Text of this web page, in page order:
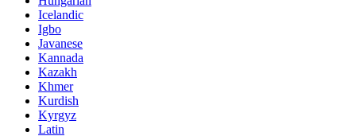
Icelandic
Igbo
Javanese
Kannada
Kazakh
Khmer
Kurdish
Kyrgyz
Latin